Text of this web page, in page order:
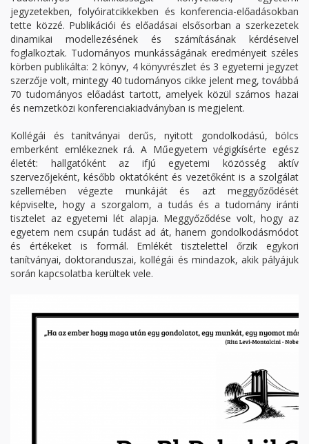
jegyzetekben, folyóiratcikkekben és konferencia-előadásokban
tette közzé. Publikációi és előadásai elsősorban a szerkezetek
dinamikai modellezésének és számításának kérdéseivel
foglalkoztak. Tudományos munkásságának eredményeit széles
körben publikálta: 2 könyv, 4 könyvrészlet és 3 egyetemi jegyzet
szerzője volt, mintegy 40 tudományos cikke jelent meg, továbbá
70 tudományos előadást tartott, amelyek közül számos hazai
és nemzetközi konferenciakiadványban is megjelent.
Kollégái és tanítványai derűs, nyitott gondolkodású, bölcs
emberként emlékeznek rá. A Műegyetem végigkísérte egész
életét: hallgatóként az ifjú egyetemi közösség aktív
szervezőjeként, később oktatóként és vezetőként is a szolgálat
szellemében végezte munkáját és azt meggyőződését
képviselte, hogy a szorgalom, a tudás és a tudomány iránti
tisztelet az egyetemi lét alapja. Meggyőződése volt, hogy az
egyetem nem csupán tudást ad át, hanem gondolkodásmódot
és értékeket is formál. Emlékét tisztelettel őrzik egykori
tanítványai, doktoranduszai, kollégái és mindazok, akik pályájuk
során kapcsolatba kerültek vele.